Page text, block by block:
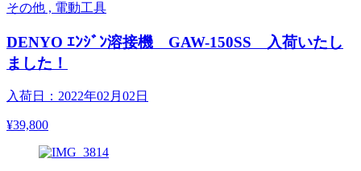
その他 , 電動工具
DENYO ｴﾝｼﾞﾝ溶接機 GAW-150SS 入荷いたし
ました！
入荷日：2022年02月02日
¥39,800